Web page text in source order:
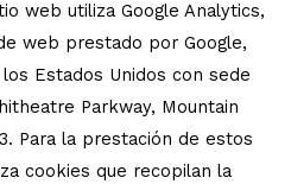
web utiliza Google Analytics,
web prestado por Google,
Estados Unidos con sede
Parkway, Mountain
Para la prestación de estos
cookies que recopilan la